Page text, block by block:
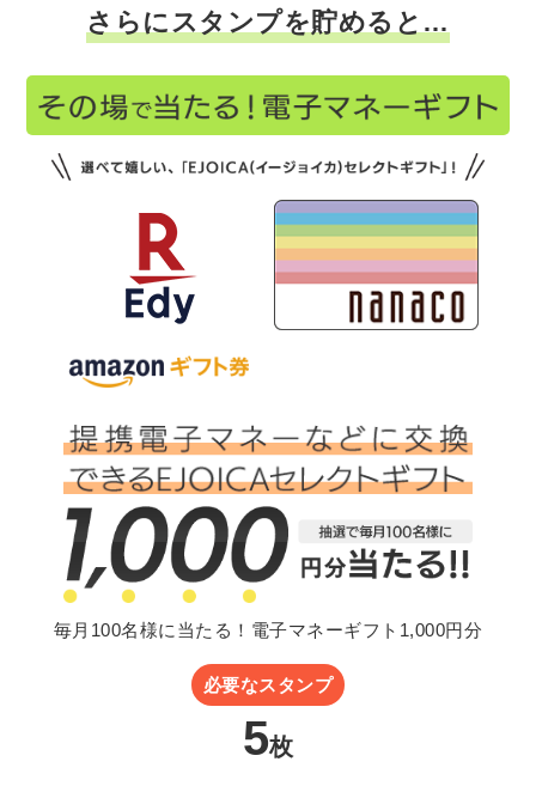
さらにスタンプを貯めると…
毎月100名様に当たる！電子マネーギフト1,000円分
必要なスタンプ
5枚